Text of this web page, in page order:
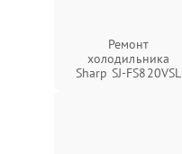
Ремонт
холодильника
Sharp SJ-FS820VSL